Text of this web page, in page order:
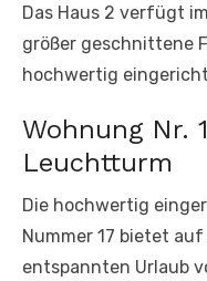
Das Haus 2 verfügt
größer geschnittene
hochwertig
Wohnung Nr.
Leuchtturm
Die hochwertig
Nummer 17 bietet
entspannten Urlaub